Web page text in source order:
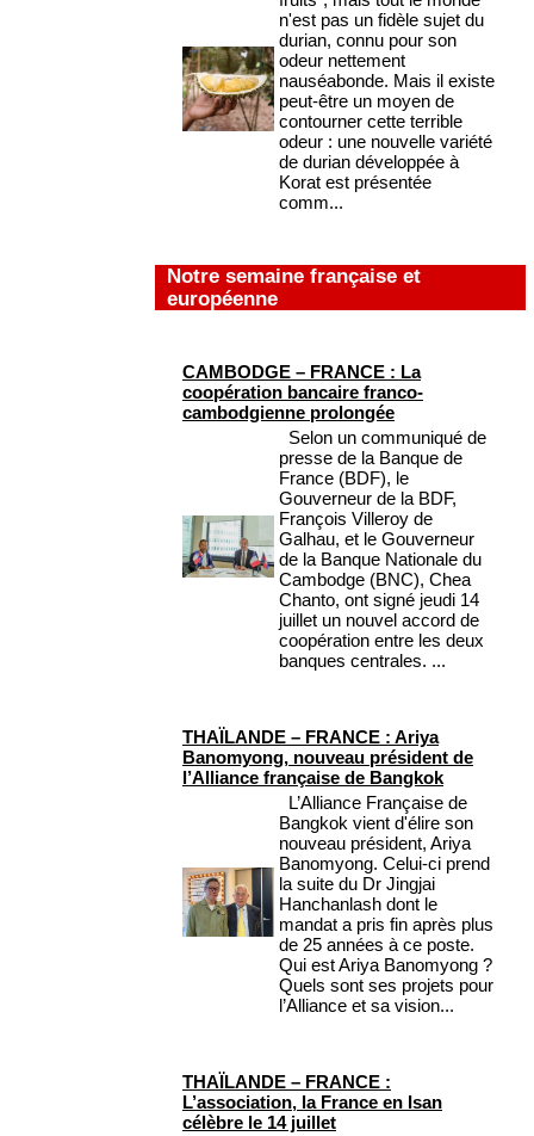
n'est pas un fidèle sujet du
durian, connu pour son
odeur nettement
nauséabonde. Mais il existe
peut-être un moyen de
contourner cette terrible
odeur : une nouvelle variété
de durian développée à
Korat est présentée
comm...
Notre semaine française et
européenne
CAMBODGE – FRANCE : La
coopération bancaire franco-
cambodgienne prolongée
Selon un communiqué de
presse de la Banque de
France (BDF), le
Gouverneur de la BDF,
François Villeroy de
Galhau, et le Gouverneur
de la Banque Nationale du
Cambodge (BNC), Chea
Chanto, ont signé jeudi 14
juillet un nouvel accord de
coopération entre les deux
banques centrales. ...
THAÏLANDE – FRANCE : Ariya
Banomyong, nouveau président de
l’Alliance française de Bangkok
L’Alliance Française de
Bangkok vient d'élire son
nouveau président, Ariya
Banomyong. Celui-ci prend
la suite du Dr Jingjai
Hanchanlash dont le
mandat a pris fin après plus
de 25 années à ce poste.
Qui est Ariya Banomyong ?
Quels sont ses projets pour
l’Alliance et sa vision...
THAÏLANDE – FRANCE :
L’association, la France en Isan
célèbre le 14 juillet